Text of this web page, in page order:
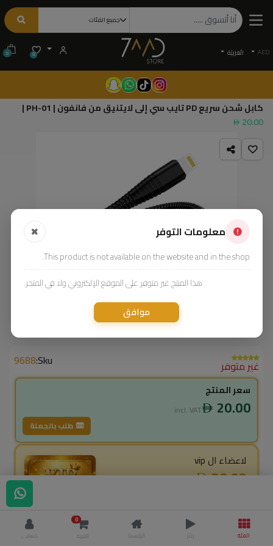
AED الْعَرَبيّة 0
0
كابل شحن سريع PD ‏تايب سي إلى لايتنيق من فانفون | PH-01 |
20.00
غير متوفر Sku:
9688
سعر المنتج
20.00
incl. VAT
طلب بالجملة
لاعضاء ال vip
20.00
% خصم
معلومات التوفر
This product is not available on the website and in the shop.
هذا المنتج غير متوفر على الموقع الإلكتروني ولا في المتجر.
موافق
الفئة ريلز الرئيسية
0
العربة
حسابي